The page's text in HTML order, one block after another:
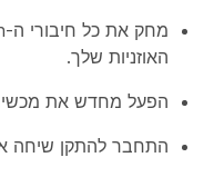
האוזניות שלך.
הפעל מחדש את
התחבר להתקן שיחה